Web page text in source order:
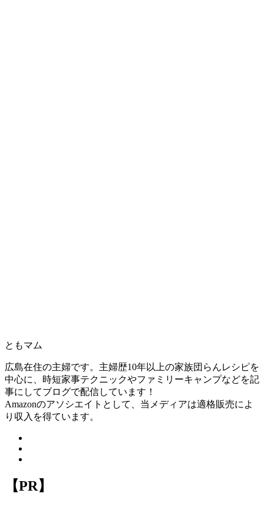
ともマム
広島在住の主婦です。主婦歴10年以上の家族団らんレシピを
中心に、時短家事テクニックやファミリーキャンプなどを記
事にしてブログで配信しています！
Amazonのアソシエイトとして、当メディアは適格販売によ
り収入を得ています。
【PR】